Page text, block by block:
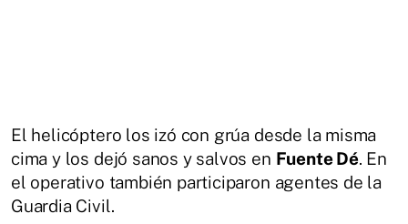
El helicóptero los izó con grúa desde la misma
cima y los dejó sanos y salvos en Fuente Dé. En
el operativo también participaron agentes de la
Guardia Civil.